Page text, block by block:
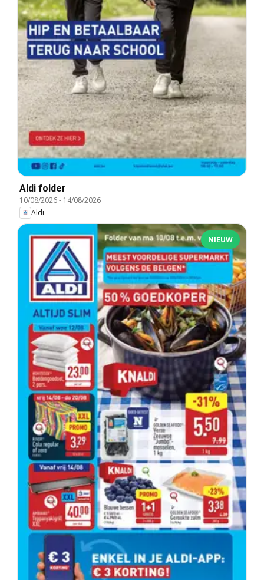
Aldi folder
10/08/2026- 14/08/2026
Aldi
NIEUW